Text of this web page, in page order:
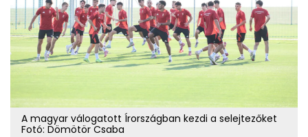
A magyar válogatott Írországban kezdi a selejtezőket
Fotó: Dömötör Csaba